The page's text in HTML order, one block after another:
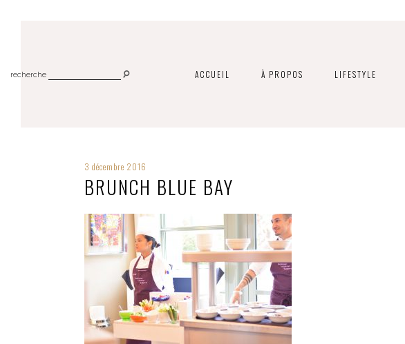
recherche ACCUEIL À PROPOS LIFESTYLE
3 décembre 2016
BRUNCH BLUE BAY